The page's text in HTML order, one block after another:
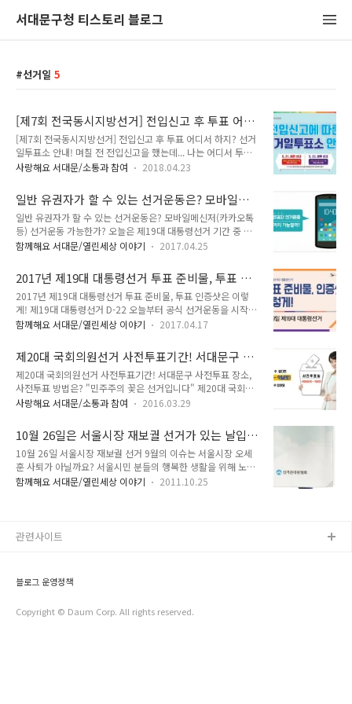
서대문구청 티스토리 블로그
선거일 5
[제7회 전국동시지방선거] 전입신고 후 투표 어디
서 하지? 선거일투표소 안내!
[제7회 전국동시지방선거] 전입신고 후 투표 어디서 하지? 선거
일투표소 안내! 며칠 전 전입신고을 했는데... 나는 어디서 투표
를 하면 되지? 이전 주소지에서 해야하나? 이사 온 주소지에서
신고 후 선거일투표소'에 대해 안내해드릴까 합니다. 먼저 '제7
회 전국동시지방선거' 일정 및 내용에 대해 알아볼까요! 제7회
전국동시지방선거 ● 선 거 일 : 2018. 6. 13.(수) ● 투표시간 :
오전 6시 ~ 오후 6시 ● 선 거 권 : 선거일 현재 19세 이상의 국
민 (1999. 6. 14. 이전 출생) ● 임기기간 : 4년(2018. 7. 1. ~
입신고에 따른 선거일투표..
사랑해요 서대문/소통과 참여 2018.04.23
일반 유권자가 할 수 있는 선거운동은? 모바일메
신저(카카오톡 등) 선거운동 가능한가?
일반 유권자가 할 수 있는 선거운동은? 모바일메신저(카카오톡
등) 선거운동 가능한가? 오늘은 제19대 대통령선거 기간 중 일
반 유권자가 할 수 있는 선거운동에 대해 알아볼까 합니다! 문자
기와 함께 알아봐요^^ 일반 유권자가 할 수 있는 선거운공은 어
떤 것이 있나요? ▶ 선거운동을 할 수 있는 일반 유권자는 선거
일을 포함하여 언제든지 문자메시지나 전자 우편, 인터넷 홈페이
지, SNS를 이용하여 선거운동을 할 수 있습니다. ▶ 다만, 미성
년자, 공무원, 통·리·반장 등 선거운동을 할 수 없는 사람은 전
문자메시지를 이용한 선거운동은 무엇인가요? ▶ 문자메시지에
음성, 화상, 동영상을..
함께해요 서대문/열린세상 이야기 2017.04.25
2017년 제19대 대통령선거 투표 준비물, 투표 인
증샷은 이렇게!
2017년 제19대 대통령선거 투표 준비물, 투표 인증샷은 이렇
게! 제19대 대통령선거 D-22 오늘부터 공식 선거운동을 시작하
는 날입니다! 지난번에 TONG지기가 소개해드린 사전투표 기간
소를 갈 때 꼭!! 챙겨야 하는 준비물이 있는데요. 투표하러 가는
날, 준비물에 대해 지금부터 알아볼까요^^ 투표 준비물 투소를
갈 때 꼭 챙겨야 하는 준비물!! 본인임을 확인할 수 있는 신분증
입니다. ※ 주민등록증, 운전면허증, 여권, 공무원증, 국가유공자
증, 장애인복지카드, 외국인등록증 등 관공서 또는 공공기관에서
투표를 할 때는 반드시 기표소에 마련된 용구를 이용해주시고
요!! 도..
함께해요 서대문/열린세상 이야기 2017.04.17
제20대 국회의원선거 사전투표기간! 서대문구 사
전투표 장소, 사전투표 방법은?
제20대 국회의원선거 사전투표기간! 서대문구 사전투표 장소,
사전투표 방법은? "민주주의 꽃은 선거입니다" 제20대 국회의
원선거가 15일 앞으로 다가왔어요. 투표 준비하고 계시죠? ^^
의원 선거는 4월 13일 수요일입니다.선거일에 투표가 어렵다고
투표를 포기 하실껀가요? 사전투표로 함께 해주세요. 사전투표
로 정당하게 내 권리를 행사하는 방법! TONG지기와 함께 알아
볼까요 ^^ :: 사전투표기간☞ 사전투표기간 : 4월 8일(금) ~ 9일
(토)☞ 사전투표시간 : 오전6시부터 오후 6시까지 ☞ 투 표 장 소
사랑해요 서대문/소통과 참여 2016.03.29
10월 26일은 서울시장 재보궐 선거가 있는 날입
니다.
10월 26일 서울시장 재보궐 선거 9월의 이슈는 서울시장 오세
훈 사퇴가 아닐까요? 서울시민 분들의 행복한 생활을 위해 노력
해주실 서울시장 재보궐 선거가 10월 26일에 있답니다. 앞으로
딱 10분이면 투표는 끝난답니다. Tong이 알기 쉽게 알려드릴게
선거일이 관공서의 공휴일이 아니기 때문에 투표마감 시간이 오
함께해요 서대문/열린세상 이야기 2011.10.25
블로그 운영정책
Copyright © Daum Corp. All rights reserved.
관련사이트